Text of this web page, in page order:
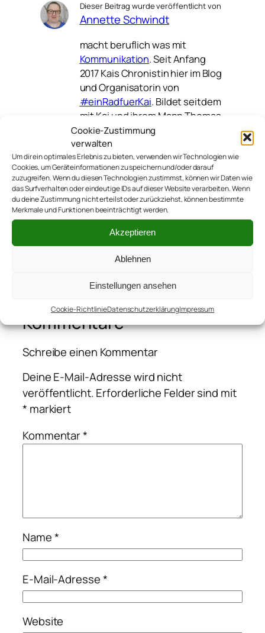
Cookie-Zustimmung
verwalten
Um dir ein optimales Erlebnis zu bieten, verwenden wir Technologien wie
Cookies, um Geräteinformationen zu speichern und/oder darauf
zuzugreifen. Wenn du diesen Technologien zustimmst, können wir Daten wie
das Surfverhalten oder eindeutige IDs auf dieser Website verarbeiten. Wenn
du deine Zustimmung nicht erteilst oder zurückziehst, können bestimmte
Merkmale und Funktionen beeinträchtigt werden.
Akzeptieren
Ablehnen
Einstellungen ansehen
Cookie-RichtlinieDatenschutzerklärungImpressum
Dieser Beitrag wurde veröffentlicht von
Annette Schwindt
macht beruflich was mit
Kommunikation. Seit Anfang
2017 Kais Chronistin hier im Blog
und Organisatorin von
#einRadfuerKai. Bildet seitdem
mit Kai und ihrem Mann Thomas
#teamsutsche. Schreibt sonst
nochauf verschiedenen
anderen Blogs.
20171012_teamsutsche
Kommentare
Schreibe einen Kommentar
Deine E-Mail-Adresse wird nicht
veröffentlicht.Erforderliche Felder sind mit
* markiert
Kommentar*
Name*
E-Mail-Adresse*
Website